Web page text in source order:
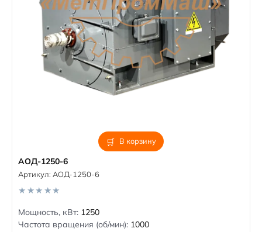
В корзину
АОД-1250-6
Артикул: АОД-1250-6
0
o
u
Мощность, кВт: 1250
Частота вращения (об/мин): 1000